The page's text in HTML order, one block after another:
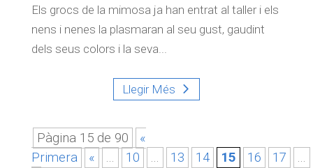
Els grocs de la mimosa ja han entrat al taller i els
nens i nenes la plasmaran al seu gust, gaudint
dels seus colors i la seva...
Llegir Més
Pàgina 15 de 90
«
Primera
« ... 10 ... 13 14 15 16 17
...